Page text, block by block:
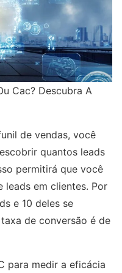
Cac? Descubra A
de vendas, você
quantos leads
permitirá que você
leads em clientes. Por
e 10 deles se
de conversão é de
para medir a eficácia